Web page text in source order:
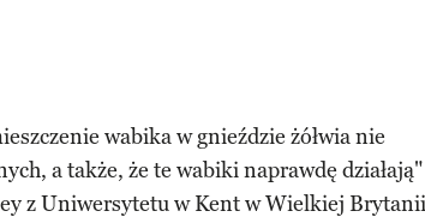
wabika w gnieździe żółwia nie
a także, że te wabiki naprawdę
z Uniwersytetu w Kent w Wielkiej Brytanii